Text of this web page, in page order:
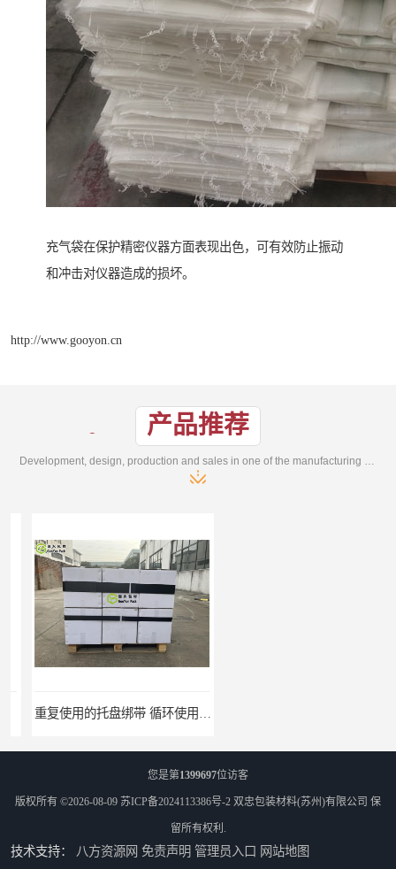
充气袋在保护精密仪器方面表现出色，可有效防止振动
和冲击对仪器造成的损坏。
http://www.gooyon.cn
产品推荐
重复使用的托盘绑带 循环使用 固永包材
您是第1399697位访客
版权所有 ©2026-08-09 苏ICP备2024113386号-2 双忠包装材料(苏州)有限公司 保
留所有权利.
技术支持： 八方资源网 免责声明 管理员入口 网站地图